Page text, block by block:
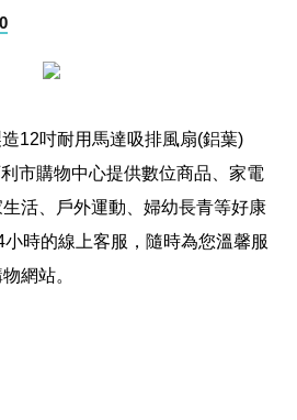
造12吋耐用馬達吸排風扇(鋁葉)
市購物中心提供數位商品、家電
活、戶外運動、婦幼長青等好康
時的線上客服，隨時為您溫馨服
網站。